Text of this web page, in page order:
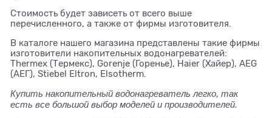
Стоимость будет зависеть от всего выше
перечисленного, а также от фирмы изготовителя.
В каталоге нашего магазина представлены такие фирмы
изготовители накопительных водонагревателей:
Thermex (Термекс), Gorenje (Горенье), Haier (Хайер), AEG
(АЕГ), Stiebel Eltron, Elsotherm.
Купить накопительный водонагреватель легко, так
есть все большой выбор моделей и производителей.